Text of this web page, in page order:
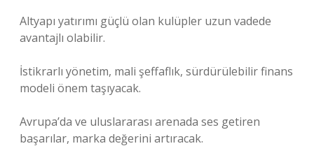
Altyapı yatırımı güçlü olan kulüpler uzun vadede
avantajlı olabilir.
İstikrarlı yönetim, mali şeffaflık, sürdürülebilir finans
modeli önem taşıyacak.
Avrupa’da ve uluslararası arenada ses getiren
başarılar, marka değerini artıracak.